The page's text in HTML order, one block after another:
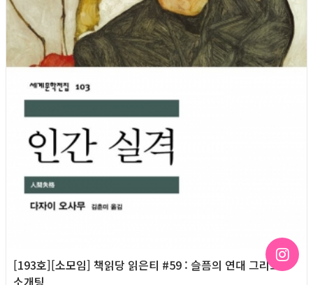
[193호][소모임] 책읽당 읽은티 #59 : 슬픔의 연대 그리고